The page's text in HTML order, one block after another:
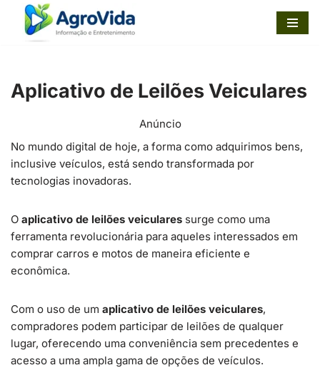
Pular
conteúdo
Aplicativo de Leilões Veiculares
Anúncio
No mundo digital de hoje, a forma como adquirimos bens,
inclusive veículos, está sendo transformada por
tecnologias inovadoras.
O aplicativo de leilões veiculares surge como uma
ferramenta revolucionária para aqueles interessados em
comprar carros e motos de maneira eficiente e
econômica.
Com o uso de um aplicativo de leilões veiculares,
compradores podem participar de leilões de qualquer
lugar, oferecendo uma conveniência sem precedentes e
acesso a uma ampla gama de opções de veículos.